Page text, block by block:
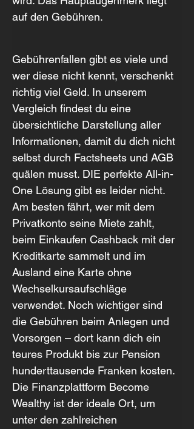
auf den Gebühren.
Gebührenfallen gibt es viele und
wer diese nicht kennt, verschenkt
richtig viel Geld. In unserem
Vergleich findest du eine
übersichtliche Darstellung aller
Informationen, damit du dich nicht
selbst durch Factsheets und AGB
quälen musst. DIE perfekte All-in-
One Lösung gibt es leider nicht.
Am besten fährt, wer mit dem
Privatkonto seine Miete zahlt,
beim Einkaufen Cashback mit der
Kreditkarte sammelt und im
Ausland eine Karte ohne
Wechselkursaufschläge
verwendet. Noch wichtiger sind
die Gebühren beim Anlegen und
Vorsorgen – dort kann dich ein
teures Produkt bis zur Pension
hunderttausende Franken kosten.
Die Finanzplattform Become
Wealthy ist der ideale Ort, um
unter den zahlreichen